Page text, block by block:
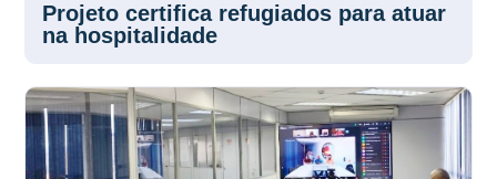
Projeto certifica refugiados para atuar
na hospitalidade